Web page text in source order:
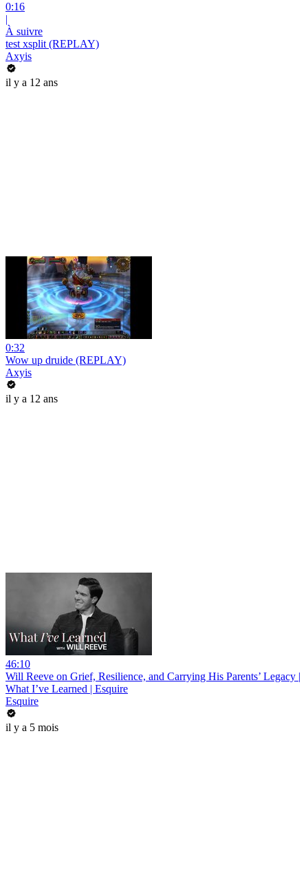
0:16
|
À suivre
test xsplit (REPLAY)
Axyis
il y a 12 ans
0:32
Wow up druide (REPLAY)
Axyis
il y a 12 ans
46:10
Will Reeve on Grief, Resilience, and Carrying His Parents’ Legacy |
What I’ve Learned | Esquire
Esquire
il y a 5 mois